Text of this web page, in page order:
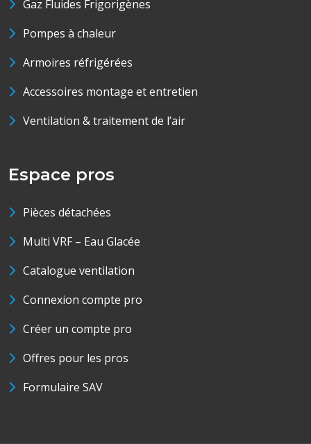
Gaz Fluides Frigorigènes
Pompes à chaleur
Armoires réfrigérées
Accessoires montage et entretien
Ventilation & traitement de l’air
Espace pros
Pièces détachées
Multi VRF – Eau Glacée
Catalogue ventilation
Connexion compte pro
Créer un compte pro
Offres pour les pros
Formulaire SAV